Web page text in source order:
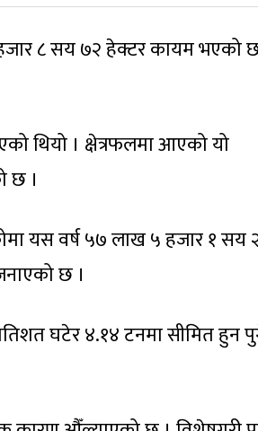
८ सय ७२ हेक्टर कायम भएको
थियो । क्षेत्रफलमा आएको यो
छ ।
यस वर्ष ५७ लाख ५ हजार १ सय
छ ।
घटेर ४.१४ टनमा सीमित हुन